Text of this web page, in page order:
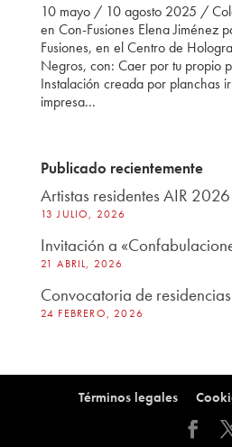
10 mayo / 10 agosto 2025 /
en Con-Fusiones Elena Jiménez
Fusiones, en el Centro de
Negros, con: Caer por tu propio
Instalación creada por planchas
impresa...
Publicado recientemente
Artistas residentes AIR 2026
13 JULIO, 2026
Invitación a
21 ABRIL, 2026
Convocatoria de
24 FEBRERO, 2026
Términos legales